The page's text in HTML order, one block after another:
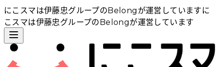
にこスマは伊藤忠グループのBelongが運営しています に
こスマは伊藤忠グループのBelongが運営しています